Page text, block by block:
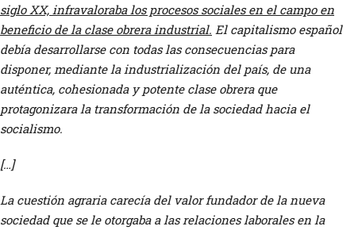
siglo XX, infravaloraba los procesos sociales en el campo en
beneficio de la clase obrera industrial. El capitalismo español
debía desarrollarse con todas las consecuencias para
disponer, mediante la industrialización del país, de una
auténtica, cohesionada y potente clase obrera que
protagonizara la transformación de la sociedad hacia el
socialismo.
[…]
La cuestión agraria carecía del valor fundador de la nueva
sociedad que se le otorgaba a las relaciones laborales en la